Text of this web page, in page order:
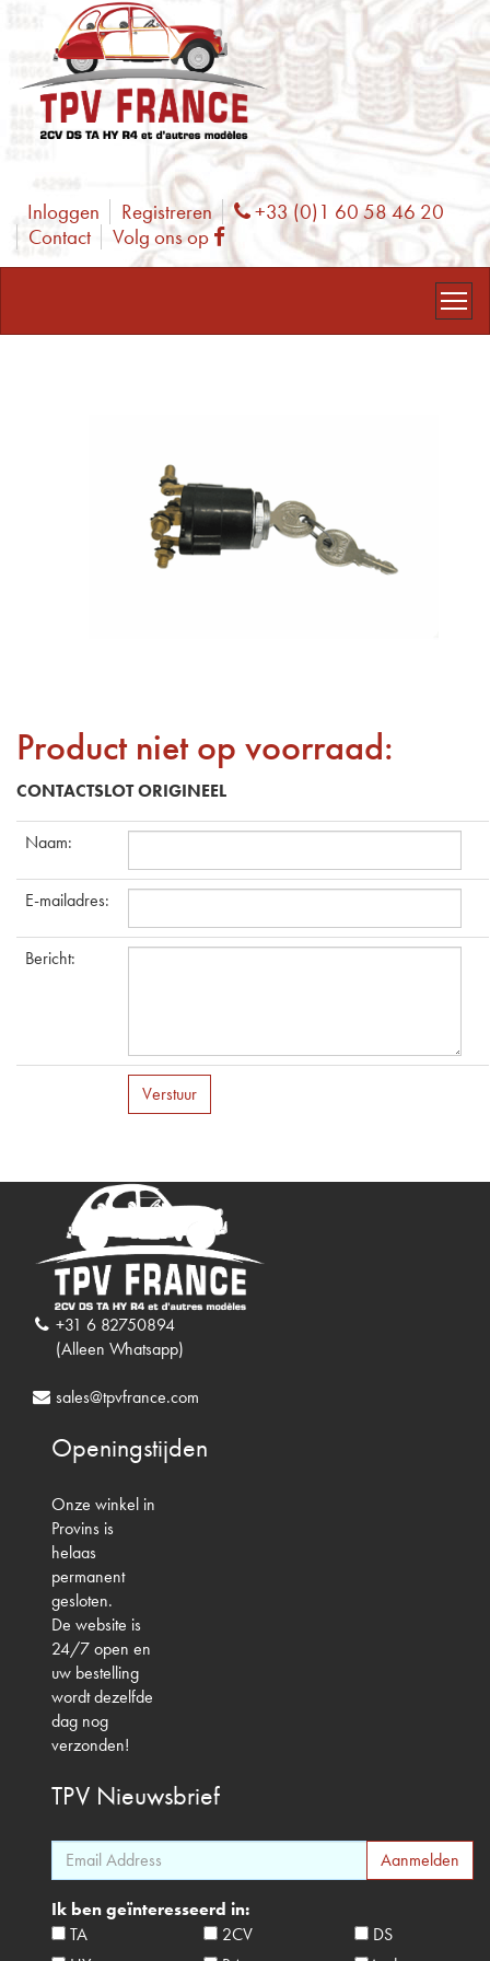
Inloggen Registreren Phone
+33 (0)1 60 58 46 20
Contact
Volg ons op Facebook
Product niet op voorraad:
CONTACTSLOT ORIGINEEL
Naam:
E-mailadres:
Bericht:
Verstuur
+31 6 82750894
(Alleen Whatsapp)
sales@tpvfrance.com
Openingstijden
Onze winkel in
Provins is
helaas
permanent
gesloten.
De website is
24/7 open en
uw bestelling
wordt dezelfde
dag nog
verzonden!
TPV Nieuwsbrief
Ik ben geïnteresseerd in:
TA
2CV
DS